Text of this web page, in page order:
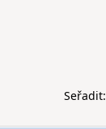
Seřadit: